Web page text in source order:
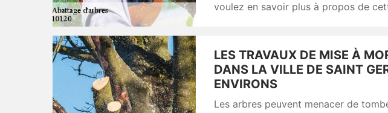
voulez en savoir plus à propos de
LES TRAVAUX DE MISE À
DANS LA VILLE DE SAINT
ENVIRONS
Les arbres peuvent menacer de